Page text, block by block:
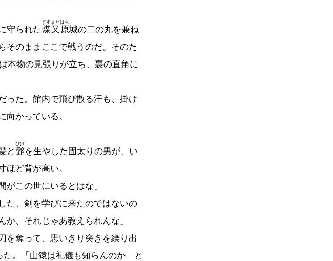
守られた煤又原
すすまたはら
城の二の丸を兼ね
そのままここで戦うのだ。そのた
本物の見張りが立ち、裏の直角に
た。館内で飛び散る汗も、掛け
向かっている。
と 髭
ひげ
を生やした固太りの男が、い
ほど背が高い。
がこの世にいるとはな」
た、剣を学びに来たのではないの
、それじゃあ教えられんな」
奪って、思いきり突きを繰り出
た。「山猿は礼儀も知らんのか」と